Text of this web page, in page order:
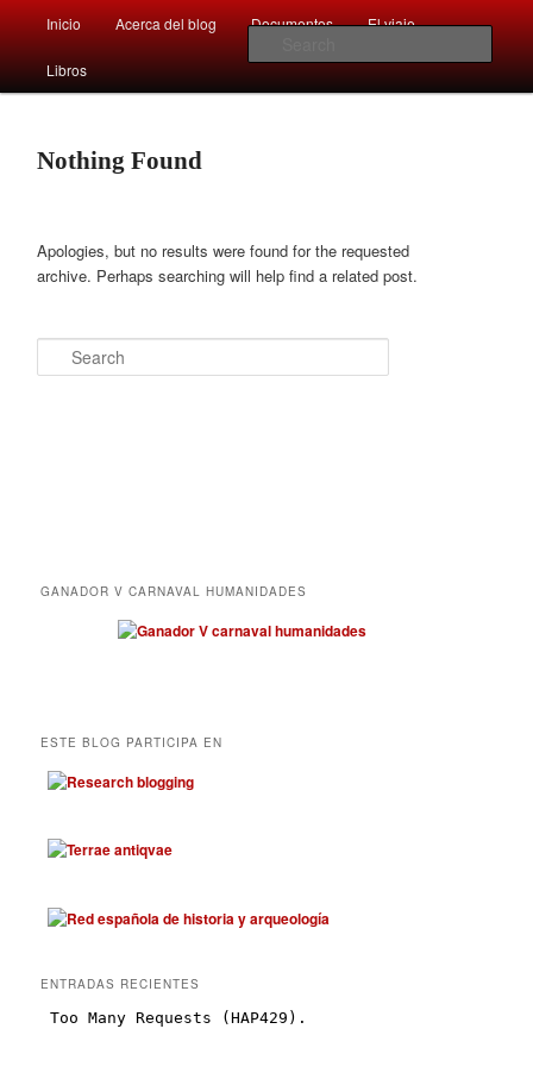
Afán por saber
nos rodea
Main
menu
Skip
to
Skip
to
Inicio Acerca del blog Documentos El viaje …
Libros
Nothing Found
Apologies, but no results were found for the requested
archive. Perhaps searching will help find a related post.
GANADOR V CARNAVAL HUMANIDADES
ESTE BLOG PARTICIPA EN
ENTRADAS RECIENTES